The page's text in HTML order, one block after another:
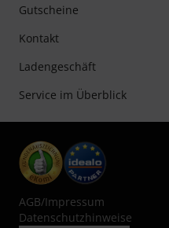
Gutscheine
Kontakt
Ladengeschäft
Service im Überblick
AGB/Impressum
Datenschutzhinweise